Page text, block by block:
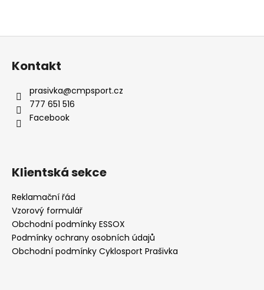
Z
Kontakt
prasivka@cmpsport.cz
777 651 516
Facebook
Klientská sekce
Reklamační řád
Vzorový formulář
Obchodní podmínky ESSOX
Podmínky ochrany osobních údajů
Obchodní podmínky Cyklosport Prašivka